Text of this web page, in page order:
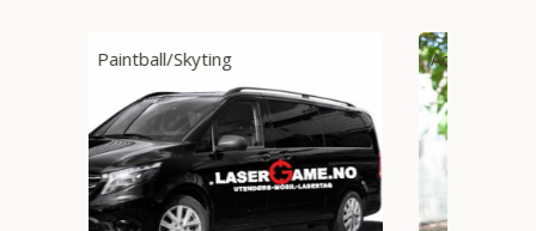
Action Paintball/Skyting